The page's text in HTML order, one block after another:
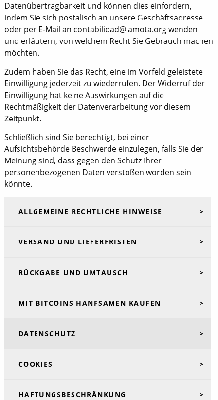
Datenübertragbarkeit und können dies einfordern,
indem Sie sich postalisch an unsere Geschäftsadresse
oder per E-Mail an contabilidad@lamota.org wenden
und erläutern, von welchem Recht Sie Gebrauch machen
möchten.
Zudem haben Sie das Recht, eine im Vorfeld geleistete
Einwilligung jederzeit zu wiederrufen. Der Widerruf der
Einwilligung hat keine Auswirkungen auf die
Rechtmäßigkeit der Datenverarbeitung vor diesem
Zeitpunkt.
Schließlich sind Sie berechtigt, bei einer
Aufsichtsbehörde Beschwerde einzulegen, falls Sie der
Meinung sind, dass gegen den Schutz Ihrer
personenbezogenen Daten verstoßen worden sein
könnte.
ALLGEMEINE RECHTLICHE HINWEISE
VERSAND UND LIEFERFRISTEN
RÜCKGABE UND UMTAUSCH
MIT BITCOINS HANFSAMEN KAUFEN
DATENSCHUTZ
COOKIES
HAFTUNGSBESCHRÄNKUNG